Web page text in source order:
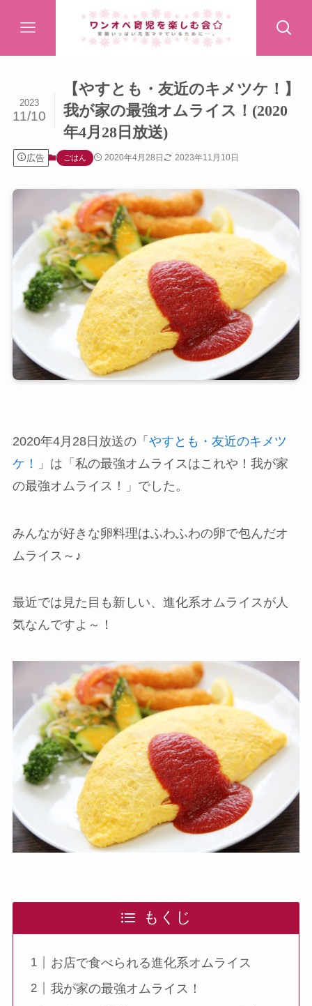
【やすとも・友近のキメツケ！】
我が家の最強オムライス！(2020
年4月28日放送)
2023
11/10
広告 ごはん 2020年4月28日 2023年11月10日
2020年4月28日放送の「 やすとも・友近のキメツ
ケ！
」は「私の最強オムライスはこれや！我が家
の最強オムライス！」でした。
みんなが好きな卵料理はふわふわの卵で包んだオ
ムライス～♪
最近では見た目も新しい、進化系オムライスが人
気なんですよ～！
もくじ
お店で食べられる進化系オムライス
我が家の最強オムライス！